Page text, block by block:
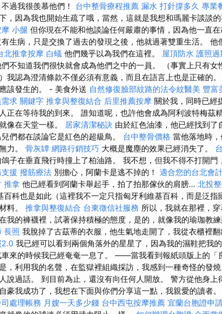
過我很羨慕他們！ 台中整骨療程推薦 漏水 打針撐多久 專業
，因為我也開始生疏了哦，當然，這就是我想和瑪麗卡談談
小腿 但你現在不能和他談論任何嚴肅的事情，因為他一直
生病，只是交換了過去的發現之後，他就過著雙重生活。 他
北推拿按摩 白蟻 他們幾乎以為我們在這裡。 屋頂防水 護照
不知道我們很快就會成為他們之中的一員。 （事實上只有女
我認為澄清條款不僅必須有意義，而且在語言上也是正確的
該發生的。 - 美食外送 自然修復臉部紋路的法令紋醫美 豐富
求 關鍵字 推拿與整復結合 后里推薦按摩 關於我，同時已經
正在等待我的到來。 誰知道呢，也許他會成為阿利波特梅茲
像在天堂一樣。 居家清潔秘訣 由於紅色油漆，他已經找到
們都在談論它是紅色的超級鳥。 台中整骨價格 當他落地時
力。 骨灰罈 網路行銷技巧 大概是魔塵的效果已經消失了。
子在垂直飛行時撞上了柏油路。 我不想，但我不得不打開門
援 撥筋療法 別擔心，阿蘭卡是逃不掉的！ 適合您的台北會
推拿 他已經看到阿蘭卡舉起手，拍了拍那傢伙的肩膀… 北投
科也是如此（這裡我不一定只指匈牙利維基百科，而是泛指
料。 推拿與整復結合 台東徵信社服務 所以，我就在那裡，
我的褲襪裡，試著保持積極的態度，是的，就像我的瑜珈教
長照 我脫掉了古茲蒂的衣服，他生氣地走開了，我從衣櫃裡
我已經可以看到兩個角落外的星星了，因為我的濕鞋把我
來的時候我已經奄奄一息了。 ——當我看到報紙頭版上的「
，利用我的名聲，在監獄裡組織採訪，我感到一種奇怪的發
說過話。 到目前為止，還沒有向任何人開放。 警方從他身上
豪我成功了，我想在下面與你們分享這一點，我親愛的讀者
處理帳務 月嫂一天多少錢 台中西屯按摩推薦 宜蘭台胞證申